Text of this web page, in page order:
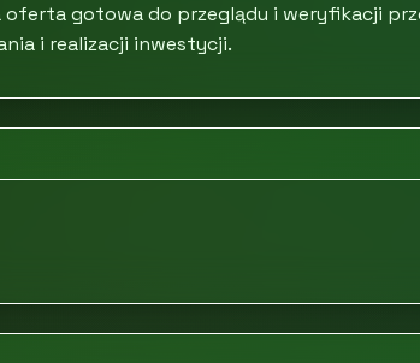
gotowa do przeglądu i weryfikacji
i realizacji inwestycji.